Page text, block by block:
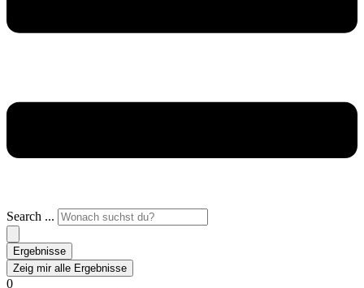
Search ...
Ergebnisse
Zeig mir alle Ergebnisse
0